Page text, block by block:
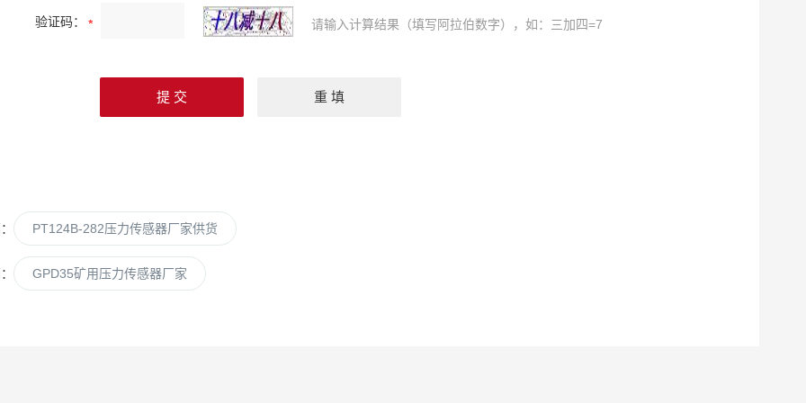
验证码： 请输入计算结果（填写阿拉伯数字），如：三加四=7
PT124B-282压力传感器厂家供货
GPD35矿用压力传感器厂家